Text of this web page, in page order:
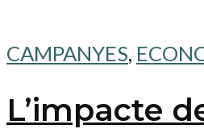
CAMPANYES,
L’impacte